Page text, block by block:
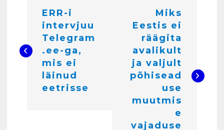
i
ERR-i
intervjuu
Telegram
.ee-ga,
mis ei
läinud
eetrisse
Miks
Eestis ei
räägita
avalikult
ja valjult
põhisead
use
muutmis
e
vajaduse
Kunglarahva Turuplats
Töökuulutus
veebruar 15, 2025
Kunglarahva Turuplats
Pakkuda kana ja pardi mune
. Harjumaa 53724423
detsember 5, 2024